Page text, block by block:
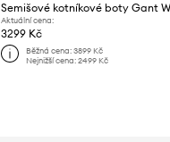
Semišové kotníkové boty Gant
Aktuální cena:
3299 Kč
Běžná cena: 3899 Kč
Nejnižší cena: 2499 Kč